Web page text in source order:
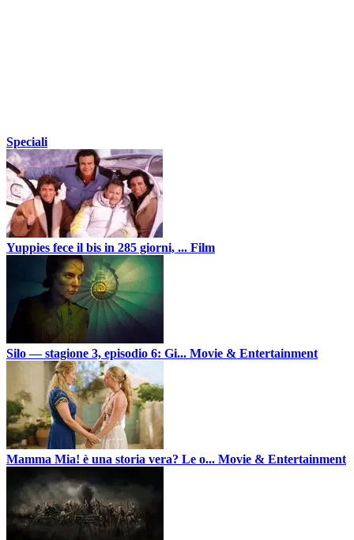
Speciali
Yuppies fece il bis in 285 giorni, ... Film
Silo — stagione 3, episodio 6: Gi... Movie & Entertainment
Mamma Mia! è una storia vera? Le o... Movie & Entertainment